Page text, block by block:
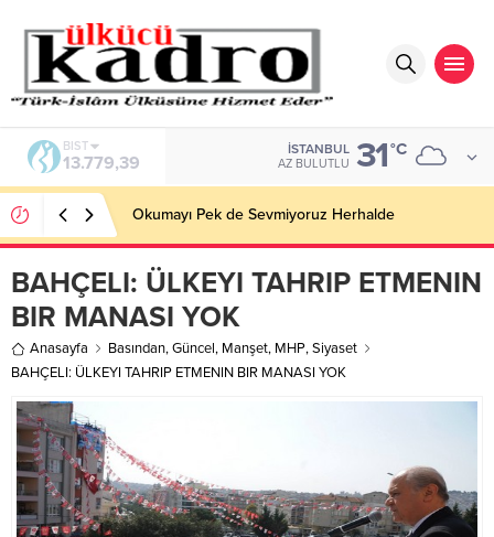
BIST
13.779,39
İSTANBUL
AZ BULUTLU 31°C
Okumayı Pek de Sevmiyoruz Herhalde
BAHÇELI: ÜLKEYI TAHRIP ETMENIN
BIR MANASI YOK
Anasayfa Basından,Güncel, Manşet, MHP,Siyaset
BAHÇELI: ÜLKEYI TAHRIP ETMENIN BIR MANASI YOK